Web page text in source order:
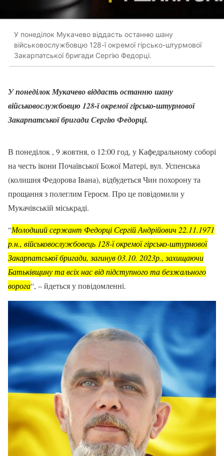
У понеділок Мукачево віддасть останню шану
військовослужбовцю 128-ї окремої гірсько-штурмової
Закарпатської бригади Сергію Федорці.
У понеділок Мукачево віддасть останню шану
військовослужбовцю 128-ї окремої гірсько-штурмової
Закарпатської бригади Сергію Федорці.
В понеділок , 9 жовтня, о 12:00 год, у Кафедральному соборі
на честь ікони Почаївської Божої Матері, вул. Успенська
(колишня Федорова Івана), відбудеться Чин похорону та
прощання з полеглим Героєм. Про це повідомили у
Мукачівській міськраді.
“Молодший сержант Федорці Сергій Андрійович 22.11.1971
р.н., військовослужбовець 128-ї окремої гірсько-штурмової
Закарпатської бригади, загинув 03.10. 2023р., захищаючи
Батьківщину та всіх нас від підступного та безжального
ворога“, – йдеться у повідомленні.